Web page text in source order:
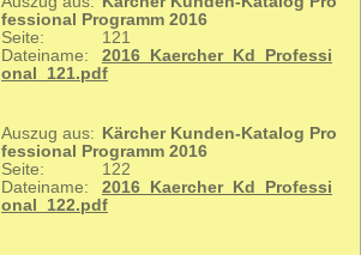
fessional Programm 2016
Seite:
121
Dateiname:
2016_Kaercher_Kd_Professi
onal_121.pdf
Auszug aus:
Kärcher Kunden-Katalog Pro
fessional Programm 2016
Seite:
122
Dateiname:
2016_Kaercher_Kd_Professi
onal_122.pdf